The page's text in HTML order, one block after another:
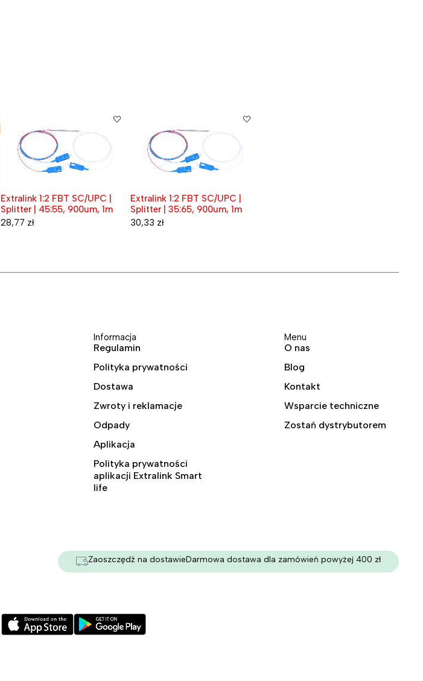
Extralink 1:2 FBT SC/UPC |
Splitter | 45:55, 900um, 1m
28,77 zł
Extralink 1:2 FBT SC/UPC |
Splitter | 35:65, 900um, 1m
30,33 zł
Informacja
Regulamin
Polityka prywatności
Dostawa
Zwroty i reklamacje
Odpady
Aplikacja
Polityka prywatności
aplikacji Extralink Smart
life
Menu
O nas
Blog
Kontakt
Wsparcie techniczne
Zostań dystrybutorem
Zaoszczędź na dostawieDarmowa dostawa dla zamówień powyżej 400 zł